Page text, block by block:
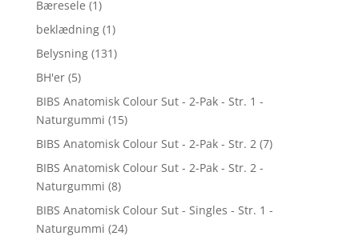
Bæresele (1)
beklædning (1)
Belysning (131)
BH'er (5)
BIBS Anatomisk Colour Sut - 2-Pak - Str. 1 -
Naturgummi (15)
BIBS Anatomisk Colour Sut - 2-Pak - Str. 2 (7)
BIBS Anatomisk Colour Sut - 2-Pak - Str. 2 -
Naturgummi (8)
BIBS Anatomisk Colour Sut - Singles - Str. 1 -
Naturgummi (24)